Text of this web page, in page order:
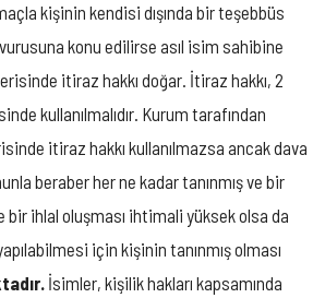
kişinin kendisi dışında bir teşebbüs
konu edilirse asıl isim sahibine
itiraz hakkı doğar. İtiraz hakkı, 2
kullanılmalıdır. Kurum tarafından
itiraz hakkı kullanılmazsa ancak dava
beraber her ne kadar tanınmış ve bir
bir ihlal oluşması ihtimali yüksek olsa da
için kişinin tanınmış olması
İsimler, kişilik hakları kapsamında